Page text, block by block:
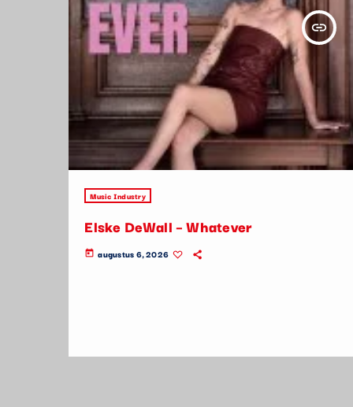
insert_link
Music Industry
Elske DeWall – Whatever
today augustus 6, 2026